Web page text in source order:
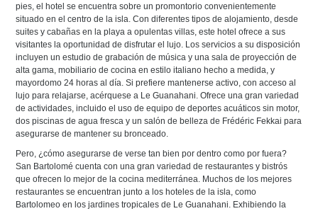
pies, el hotel se encuentra sobre un promontorio convenientemente
situado en el centro de la isla. Con diferentes tipos de alojamiento, desde
suites y cabañas en la playa a opulentas villas, este hotel ofrece a sus
visitantes la oportunidad de disfrutar el lujo. Los servicios a su disposición
incluyen un estudio de grabación de música y una sala de proyección de
alta gama, mobiliario de cocina en estilo italiano hecho a medida, y
mayordomo 24 horas al día. Si prefiere mantenerse activo, con acceso al
lujo para relajarse, acérquese a Le Guanahani. Ofrece una gran variedad
de actividades, incluido el uso de equipo de deportes acuáticos sin motor,
dos piscinas de agua fresca y un salón de belleza de Frédéric Fekkai para
asegurarse de mantener su bronceado.
Pero, ¿cómo asegurarse de verse tan bien por dentro como por fuera?
San Bartolomé cuenta con una gran variedad de restaurantes y bistrós
que ofrecen lo mejor de la cocina mediterránea. Muchos de los mejores
restaurantes se encuentran junto a los hoteles de la isla, como
Bartolomeo en los jardines tropicales de Le Guanahani. Exhibiendo la